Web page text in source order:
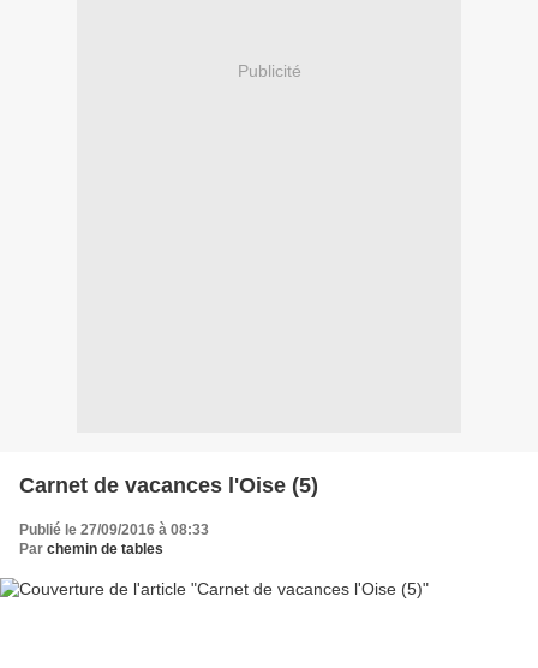
Publicité
Carnet de vacances l'Oise (5)
Publié le 27/09/2016 à 08:33
Par chemin de tables